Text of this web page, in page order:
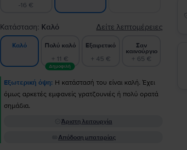
-16 €
Κατάσταση: Καλό Δείτε λεπτομέρειες
Καλό Πολύ καλό
+ 11 €
Δημοφιλή
Εξαιρετικό
+ 45 €
Σαν
καινούργιο
+ 65 €
Εξωτερική όψη: Η κατάστασή του είναι καλή. Έχει
όμως αρκετές εμφανείς γρατζουνιές ή πολύ ορατά
σημάδια.
Άριστη λειτουργία
Απόδοση μπαταρίας